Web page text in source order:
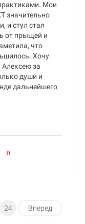
Мои
значительно
и стул стал
от прыщей и
что
Хочу
за
души и
дальнейшего
0
24 Вперед